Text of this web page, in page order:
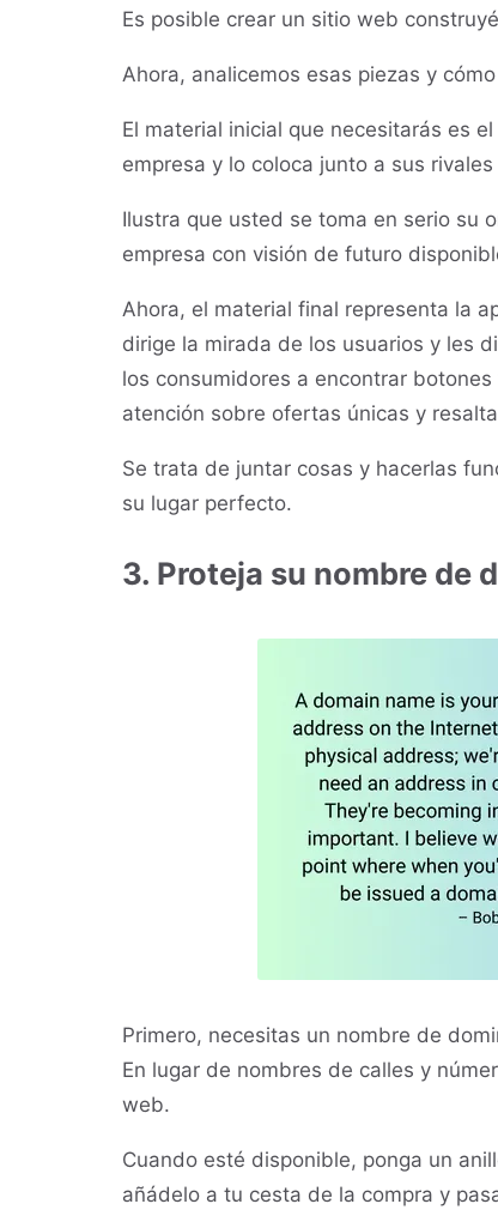
Es posible crear un sitio web
Ahora, analicemos esas piezas y
El material inicial que necesitarás es
empresa y lo coloca junto a sus
Ilustra que usted se toma en serio su
empresa con visión de futuro
Ahora, el material final representa la
dirige la mirada de los usuarios y les
los consumidores a encontrar
atención sobre ofertas únicas y
Se trata de juntar cosas y hacerlas
su lugar perfecto.
3. Proteja su nombre de
Primero, necesitas un nombre de
En lugar de nombres de calles y
web.
Cuando esté disponible, ponga un
añádelo a tu cesta de la compra y